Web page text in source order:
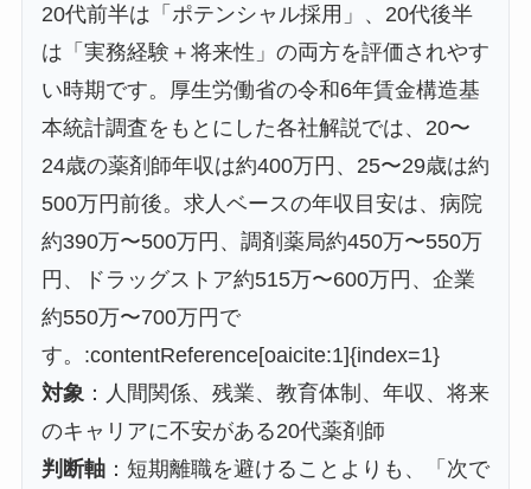
20代前半は「ポテンシャル採用」、20代後半
は「実務経験＋将来性」の両方を評価されやす
い時期です。厚生労働省の令和6年賃金構造基
本統計調査をもとにした各社解説では、20〜
24歳の薬剤師年収は約400万円、25〜29歳は約
500万円前後。求人ベースの年収目安は、病院
約390万〜500万円、調剤薬局約450万〜550万
円、ドラッグストア約515万〜600万円、企業
約550万〜700万円で
す。:contentReference[oaicite:1]{index=1}
対象 ：人間関係、残業、教育体制、年収、将来
のキャリアに不安がある20代薬剤師
判断軸：短期離職を避けることよりも、「次で